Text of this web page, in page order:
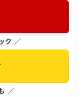
ク ／
／